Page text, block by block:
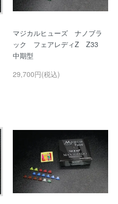
マジカルヒューズ ナノブラ
ック フェアレディZ Z33
中期型
29,700円(税込)